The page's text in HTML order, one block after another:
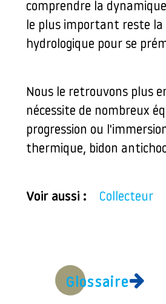
comprendre la
le plus important reste la
hydrologique pour se
Nous le retrouvons plus
nécessite de nombreux
progression ou
thermique, bidon
Voir aussi : Collecteur
Glossaire